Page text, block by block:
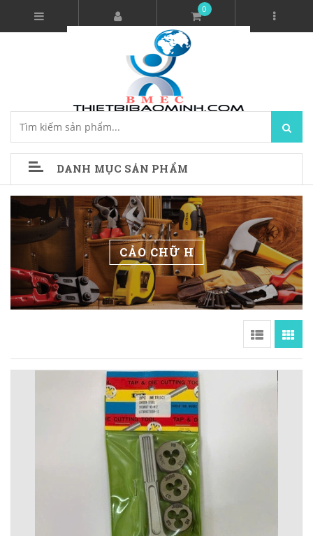
0
DANH MỤC SẢN PHẨM
CẢO CHỮ H